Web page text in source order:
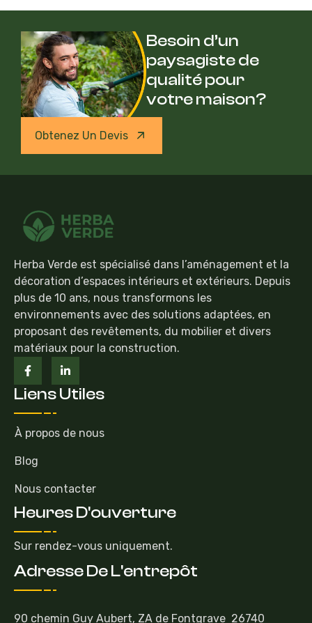
Besoin d’un
paysagiste de
qualité pour
votre maison?
Obtenez Un Devis
Herba Verde est spécialisé dans l’aménagement et la
décoration d’espaces intérieurs et extérieurs. Depuis
plus de 10 ans, nous transformons les
environnements avec des solutions adaptées, en
proposant des revêtements, du mobilier et divers
matériaux pour la construction.
Liens Utiles
À propos de nous
Blog
Nous contacter
Heures D'ouverture
Sur rendez-vous uniquement.
Adresse De L'entrepôt
90 chemin Guy Aubert, ZA de Fontgrave 26740